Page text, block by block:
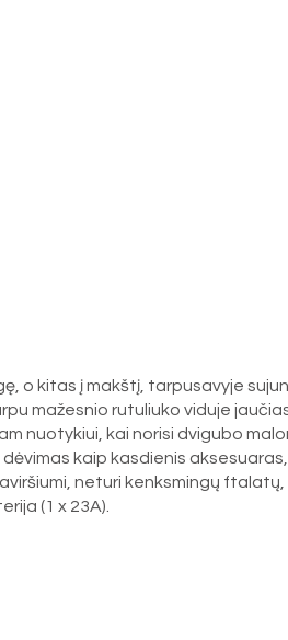
o kitas į makštį, tarpusavyje
mažesnio rutuliuko viduje
nuotykiui, kai norisi dvigubo
kaip kasdienis
neturi kenksmingų
(1 x 23A).